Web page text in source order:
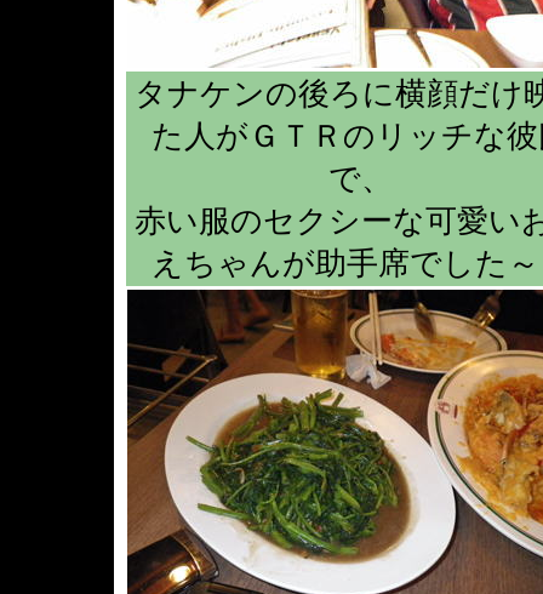
タナケンの後ろに横顔だけ
た人がＧＴＲのリッチな
で、
赤い服のセクシーな可愛い
えちゃんが助手席でした